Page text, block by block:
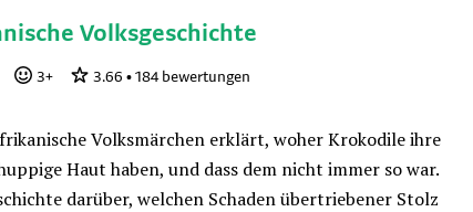
Volksgeschichte
3+ 3.66 • 184bewertungen
Volksmärchen erklärt, woher Krokodile ihre
Haut haben, und dass dem nicht immer so war.
darüber, welchen Schaden übertriebener Stolz